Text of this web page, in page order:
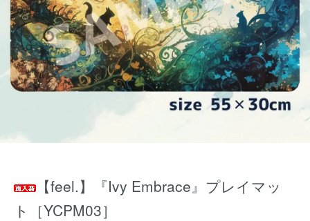
【feel.】『Ivy Embrace』プレイマッ
ト［YCPM03］